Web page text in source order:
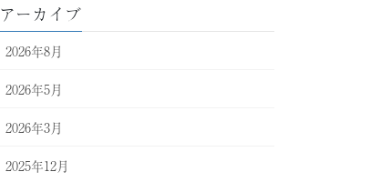
アーカイブ
2026年8月
2026年5月
2026年3月
2025年12月